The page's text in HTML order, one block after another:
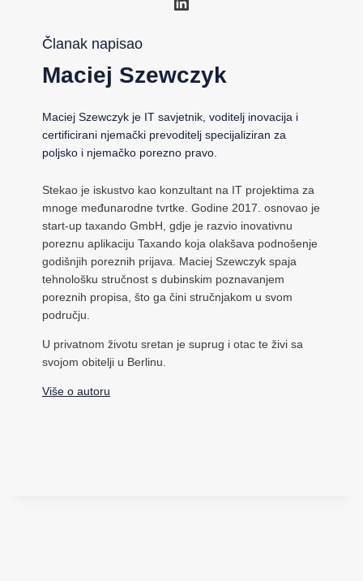
Članak napisao
Maciej Szewczyk
Maciej Szewczyk je IT savjetnik, voditelj inovacija i
certificirani njemački prevoditelj specijaliziran za
poljsko i njemačko porezno pravo.
Stekao je iskustvo kao konzultant na IT projektima za
mnoge međunarodne tvrtke. Godine 2017. osnovao je
start-up taxando GmbH, gdje je razvio inovativnu
poreznu aplikaciju Taxando koja olakšava podnošenje
godišnjih poreznih prijava. Maciej Szewczyk spaja
tehnološku stručnost s dubinskim poznavanjem
poreznih propisa, što ga čini stručnjakom u svom
području.
U privatnom životu sretan je suprug i otac te živi sa
svojom obitelji u Berlinu.
Više o autoru